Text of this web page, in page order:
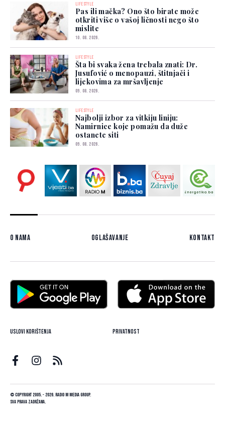
LIFESTYLE
Pas ili mačka? Ono što birate može
otkriti više o vašoj ličnosti nego što
mislite
10. 08. 2026.
LIFESTYLE
Šta bi svaka žena trebala znati: Dr.
Jusufović o menopauzi, štitnjači i
lijekovima za mršavljenje
09. 08. 2026.
LIFESTYLE
Najbolji izbor za vitkiju liniju:
Namirnice koje pomažu da duže
ostanete siti
09. 08. 2026.
O nama Oglašavanje Kontakt
Uslovi korištenja Privatnost
© Copyright 2005. - 2026. Radio M Media Group.
Sva prava zadržana.